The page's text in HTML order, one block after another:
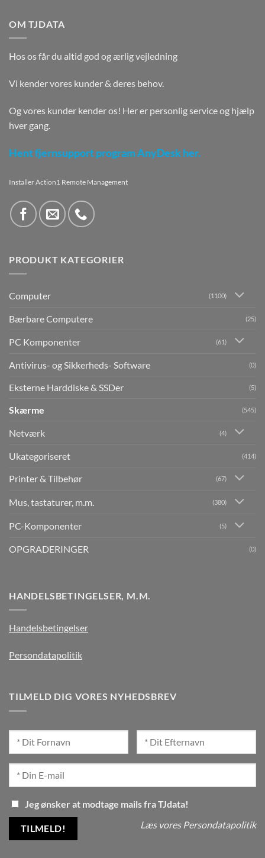
OM TJDATA
Hos os får du altid god og ærlig vejledning
Vi kender vores kunder & deres behov.
Og vores kunder kender os! Her er personlig service og hjælp
hver gang.
Hent fjernsupport program AnyDesk her.
Installer Action1 Remote Management
PRODUKT KATEGORIER
Computer (1100)
Bærbare Computere (25)
PC Komponenter (61)
Antivirus- og Sikkerheds- Software (0)
Eksterne Harddiske & SSDer (5)
Skærme (545)
Netværk (4)
Ukategoriseret (414)
Printer & Tilbehør (67)
Mus, tastaturer, m.m. (380)
PC-Komponenter (5)
OPGRADERINGER (0)
HANDELSBETINGELSER, M.M.
Handelsbetingelser
Persondatapolitik
TILMELD DIG VORES NYHEDSBREV
Jeg ønsker at modtage mails fra TJdata!
Læs vores Persondatapolitik